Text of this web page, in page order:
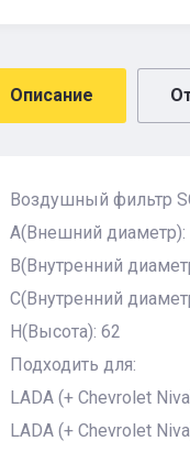
Описание
Воздушный фильтр
A(Внешний диаметр):
B(Внутренний
C(Внутренний
H(Высота): 62
Подходить для:
LADA (+ Chevrolet
LADA (+ Chevrolet